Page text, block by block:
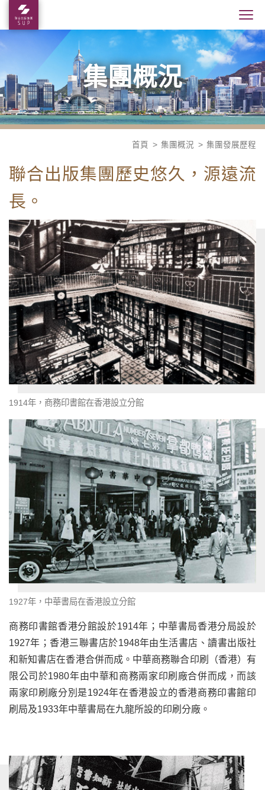
集團概況
首頁 集團概況 集團發展歷程
聯合出版集團歷史悠久，源遠流
長。
1914年，商務印書館在香港設立分館
1927年，中華書局在香港設立分館
商務印書館香港分館設於1914年；中華書局香港分局設於
1927年；香港三聯書店於1948年由生活書店、讀書出版社
和新知書店在香港合併而成。中華商務聯合印刷（香港）有
限公司於1980年由中華和商務兩家印刷廠合併而成，而該
兩家印刷廠分別是1924年在香港設立的香港商務印書館印
刷局及1933年中華書局在九龍所設的印刷分廠。